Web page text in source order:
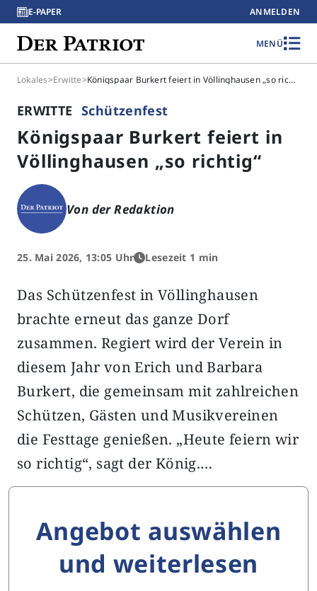
E-PAPER ANMELDEN
MENÜ
Lokales>Erwitte> Königspaar Burkert feiert in Völlinghausen „so richtig“
ERWITTE Schützenfest
Königspaar Burkert feiert in
Völlinghausen „so richtig“
Von der Redaktion
25. Mai 2026, 13:05 Uhr Lesezeit 1 min
Das Schützenfest in Völlinghausen
brachte erneut das ganze Dorf
zusammen. Regiert wird der Verein in
diesem Jahr von Erich und Barbara
Burkert, die gemeinsam mit zahlreichen
Schützen, Gästen und Musikvereinen
die Festtage genießen. „Heute feiern wir
so richtig“, sagt der König.…
Angebot auswählen
und weiterlesen